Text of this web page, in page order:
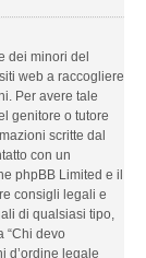
dei minori del
web a raccogliere
Per avere tale
genitore o tutore
scritte dal
con un
phpBB Limited e il
consigli legali e
di qualsiasi tipo,
“Chi devo
d’ordine legale